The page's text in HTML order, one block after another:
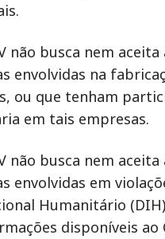
não busca nem
envolvidas na
ou que tenham
em tais empresas.
não busca nem
envolvidas em
Humanitário
disponíveis ao